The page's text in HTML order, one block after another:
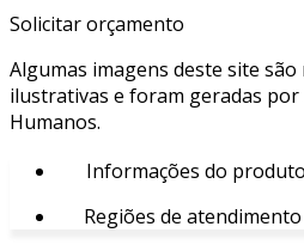
Solicitar orçamento
Algumas imagens deste site
ilustrativas e foram geradas por
Humanos.
Informações do produto
Regiões de atendimento